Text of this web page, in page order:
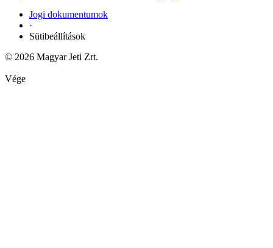
Jogi dokumentumok
·
Sütibeállítások
© 2026 Magyar Jeti Zrt.
Vége